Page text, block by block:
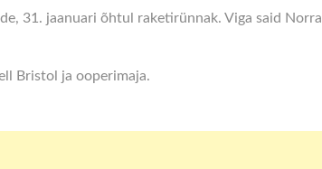
31. jaanuari õhtul raketirünnak. Viga said Norra
Bristol ja ooperimaja.